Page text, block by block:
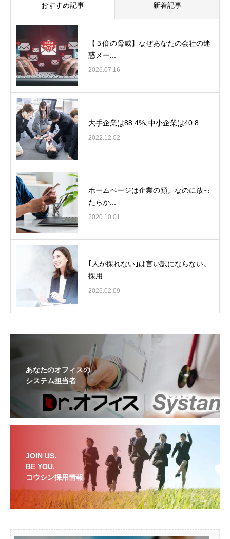
おすすめ記事 新着記事
【５倍の脅威】なぜあなたの会社の迷
惑メー...
2026.07.16
大手企業は88.4%､中小企業は40.8...
2022.12.02
ホームページは企業の顔。なのに放っ
たらか...
2020.10.01
｢人が採れない｣は言い訳にならない。
採用...
2026.02.09
あなたのオフィスの
システム担当者
JOIN US.
BE YOU.
コウシン採用情報